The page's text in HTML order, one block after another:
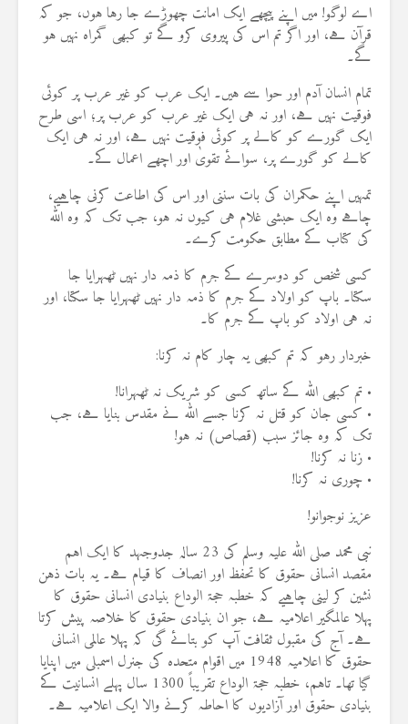
اے لوگو! میں اپنے پیچھے ایک امانت چھوڑے جا رہا ہوں، جو کہ
قرآن ہے، اور اگر تم اس کی پیروی کرو گے تو کبھی گمراہ نہیں ہو
گے۔
تمام انسان آدم اور حوا سے ہیں۔ ایک عرب کو غیر عرب پر کوئی
فوقیت نہیں ہے، اور نہ ہی ایک غیر عرب کو عرب پر؛ اسی طرح
ایک گورے کو کالے پر کوئی فوقیت نہیں ہے، اور نہ ہی ایک
کالے کو گورے پر، سوائے تقویٰ اور اچھے اعمال کے۔
تمہیں اپنے حکمران کی بات سننی اور اس کی اطاعت کرنی چاہیے،
چاہے وہ ایک حبشی غلام ہی کیوں نہ ہو، جب تک کہ وہ اللہ
کی کتاب کے مطابق حکومت کرے۔
کسی شخص کو دوسرے کے جرم کا ذمہ دار نہیں ٹھہرایا جا
سکتا۔ باپ کو اولاد کے جرم کا ذمہ دار نہیں ٹھہرایا جا سکتا، اور
نہ ہی اولاد کو باپ کے جرم کا۔
خبردار رہو کہ تم کبھی یہ چار کام نہ کرنا:
• تم کبھی اللہ کے ساتھ کسی کو شریک نہ ٹھہرانا!
• کسی جان کو قتل نہ کرنا جسے اللہ نے مقدس بنایا ہے، جب
تک کہ وہ جائز سبب (قصاص) نہ ہو!
• زنا نہ کرنا!
• چوری نہ کرنا!
عزیز نوجوانو!
نبی محمد صلی اللہ علیہ وسلم کی 23 سالہ جدوجہد کا ایک اہم
مقصد انسانی حقوق کا تحفظ اور انصاف کا قیام ہے۔ یہ بات ذہن
نشین کر لینی چاہیے کہ خطبہ حجۃ الوداع بنیادی انسانی حقوق کا
پہلا عالمگیر اعلامیہ ہے، جو ان بنیادی حقوق کا خلاصہ پیش کرتا
ہے۔ آج کی مقبول ثقافت آپ کو بتائے گی کہ پہلا عالمی انسانی
حقوق کا اعلامیہ 1948 میں اقوام متحدہ کی جنرل اسمبلی میں اپنایا
گیا تھا۔ تاہم، خطبہ حجۃ الوداع تقریباً 1300 سال پہلے انسانیت کے
بنیادی حقوق اور آزادیوں کا احاطہ کرنے والا ایک اعلامیہ ہے۔